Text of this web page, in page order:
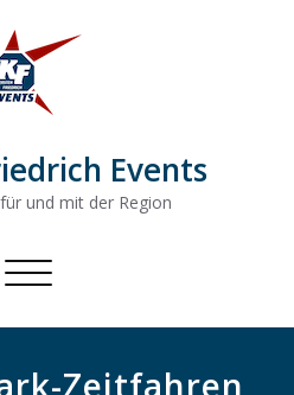
Events
und mit der Region
Schalte
Zeitfahren